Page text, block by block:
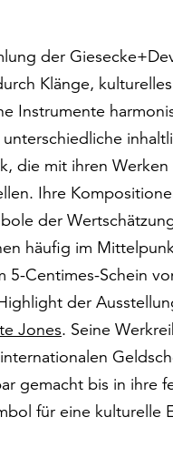
der
Klänge,
Instrumente
die mit ihren
Ihre
der
häufig im
5-Centimes-Schein
der
Jones. Seine
gemacht bis in ihre
für eine kulturelle